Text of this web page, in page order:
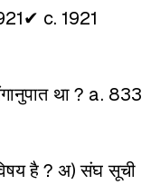
c. 1921
था ? a. 833
है ? अ) संघ सूची